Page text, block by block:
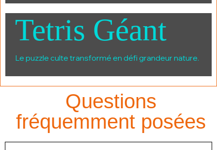
Tetris Géant
Le puzzle culte transformé en défi grandeur nature.
Questions
fréquemment posées